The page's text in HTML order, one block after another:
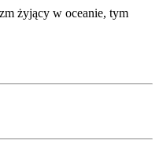
żyjący w oceanie, tym